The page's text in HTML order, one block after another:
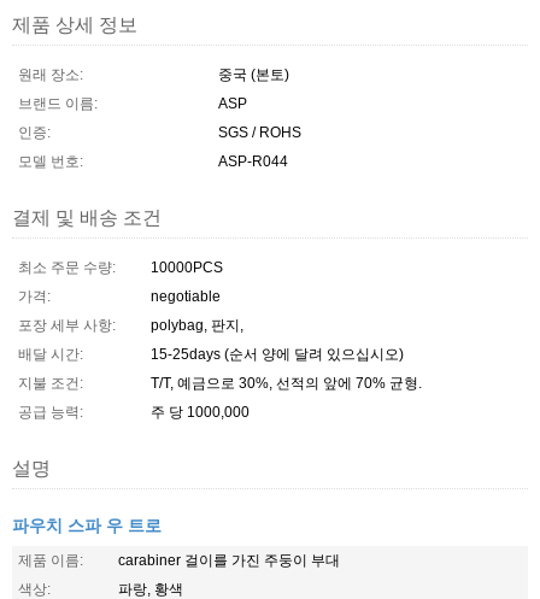
제품 상세 정보
원래 장소:
중국 (본토)
브랜드 이름:
ASP
인증:
SGS / ROHS
모델 번호:
ASP-R044
결제 및 배송 조건
최소 주문 수량:
10000PCS
가격:
negotiable
포장 세부 사항:
polybag, 판지,
배달 시간:
15-25days (순서 양에 달려 있으십시오)
지불 조건:
T/T, 예금으로 30%, 선적의 앞에 70% 균형.
공급 능력:
주 당 1000,000
설명
파우치 스파 우 트로
제품 이름:
carabiner 걸이를 가진 주둥이 부대
색상:
파랑, 황색